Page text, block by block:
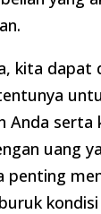
kita dapat
Anda
uang
penting